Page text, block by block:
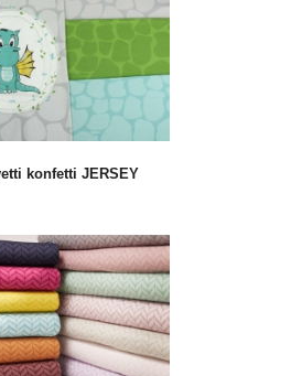
konfetti JERSEY